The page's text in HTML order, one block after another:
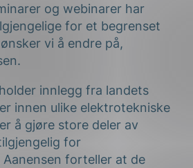
og webinarer har
for et begrenset
vi å endre på,
innlegg fra landets
innen ulike elektrotekniske
å gjøre store deler av
for
forteller at de